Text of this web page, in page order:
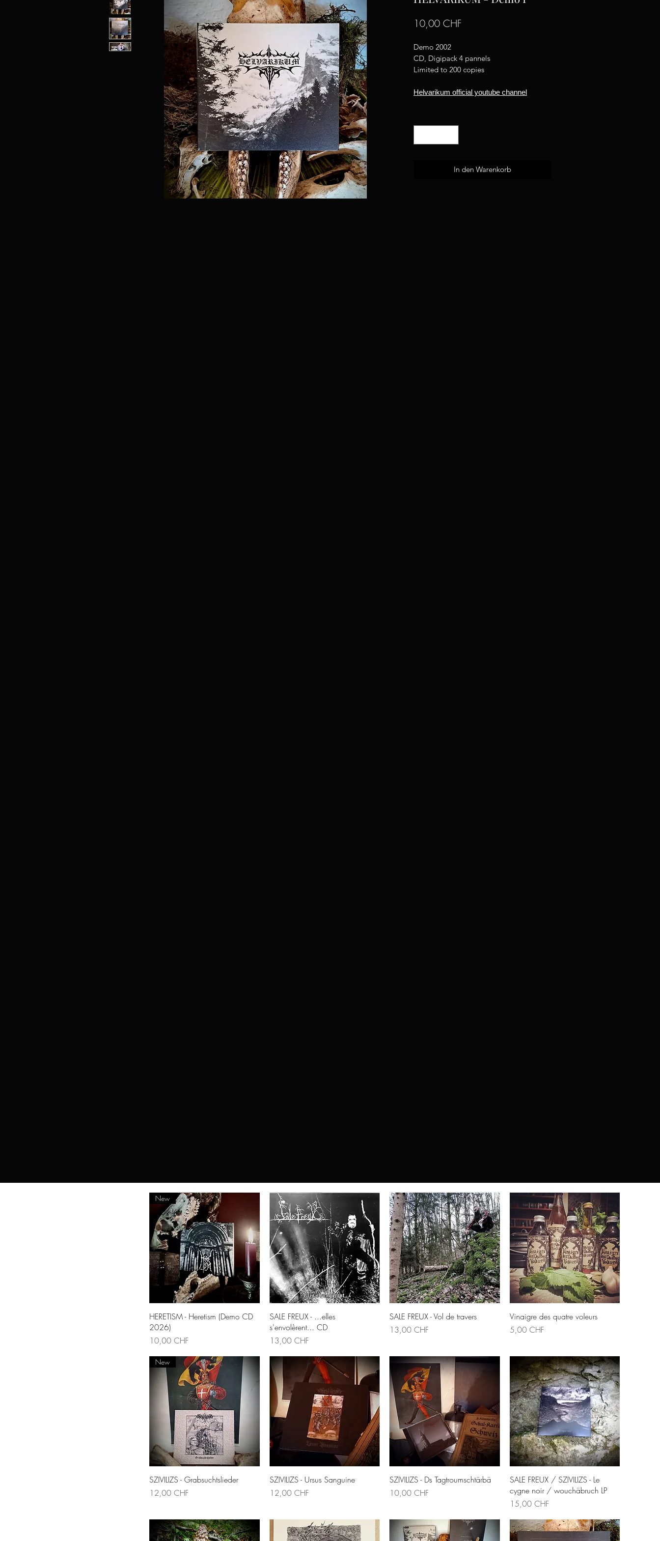
10,00 CHF
Demo 2002
CD, Digipack 4 pannels
Limited to 200 copies
Helvarikum official youtube channel
In den Warenkorb
© 2021
Häxehütte
Schnellansicht
New
HERETISM - Heretism (Demo CD
2026)
Preis
10,00 CHF
Schnellansicht
SALE FREUX - ...elles
s'envolèrent... CD
Preis
13,00 CHF
Schnellansicht
SALE FREUX - Vol de travers
Preis
13,00 CHF
Schnellansicht
Vinaigre des quatre voleurs
Preis
5,00 CHF
Schnellansicht
New
SZIVILIZS - Grabsuchtslieder
Preis
12,00 CHF
Schnellansicht
SZIVILIZS - Ursus Sanguine
Preis
12,00 CHF
Schnellansicht
SZIVILIZS - Ds Tagtroumschtärbä
Preis
10,00 CHF
Schnellansicht
SALE FREUX / SZIVILIZS - Le
cygne noir / wouchäbruch LP
Preis
15,00 CHF